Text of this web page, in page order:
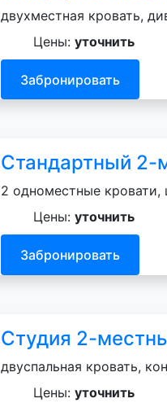
двухместная кровать,
Цены: уточнить
Забронировать
Стандартный 2-
2 одноместные кровати,
Цены: уточнить
Забронировать
Студия 2-
двуспальная кровать,
Цены: уточнить